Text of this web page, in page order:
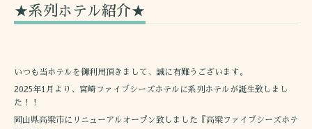
★系列ホテル紹介★
いつも当ホテルを御利用頂きまして、誠に有難うございます。
2025年1月より、宮崎ファイブシーズホテルに系列ホテルが誕生致しまし
た！！
岡山県高梁市にリニューアルオープン致しました『高梁ファイブシーズホテ